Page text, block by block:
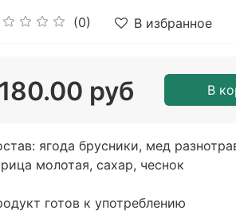
(0) В избранное
180.00 руб В
ягода брусники, мед
молотая, сахар, чеснок
готов к употреблению